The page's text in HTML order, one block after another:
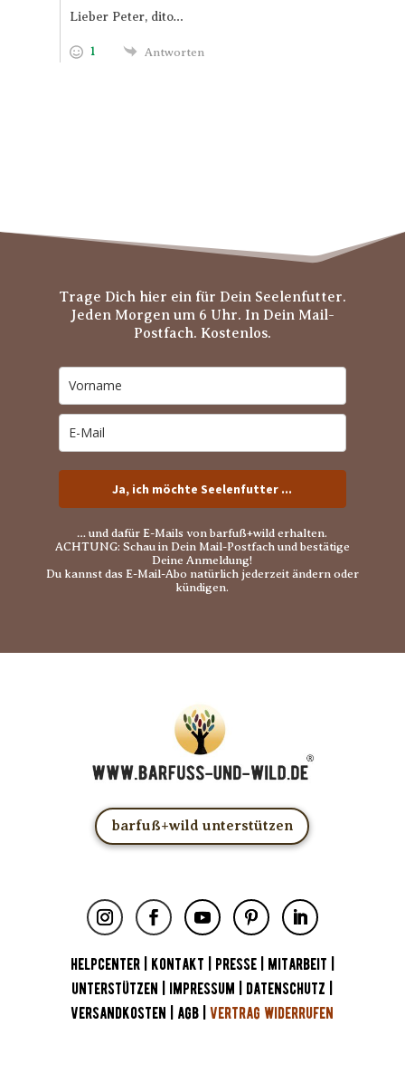
Lieber Peter, dito…
1 Antworten
Trage Dich hier ein für Dein Seelenfutter.
Jeden Morgen um 6 Uhr. In Dein Mail-
Postfach. Kostenlos.
Ja, ich möchte Seelenfutter ...
… und dafür E-Mails von barfuß+wild erhalten.
ACHTUNG: Schau in Dein Mail-Postfach und bestätige
Deine Anmeldung!
Du kannst das E-Mail-Abo natürlich jederzeit ändern oder
kündigen.
barfuß+wild unterstützen
HELPCENTER| KONTAKT PRESSE| MITARBEIT
UNTERSTÜTZEN
IMPRESSUM DATENSCHUTZ
VERSANDKOSTEN
AGB |VERTRAG WIDERRUFEN